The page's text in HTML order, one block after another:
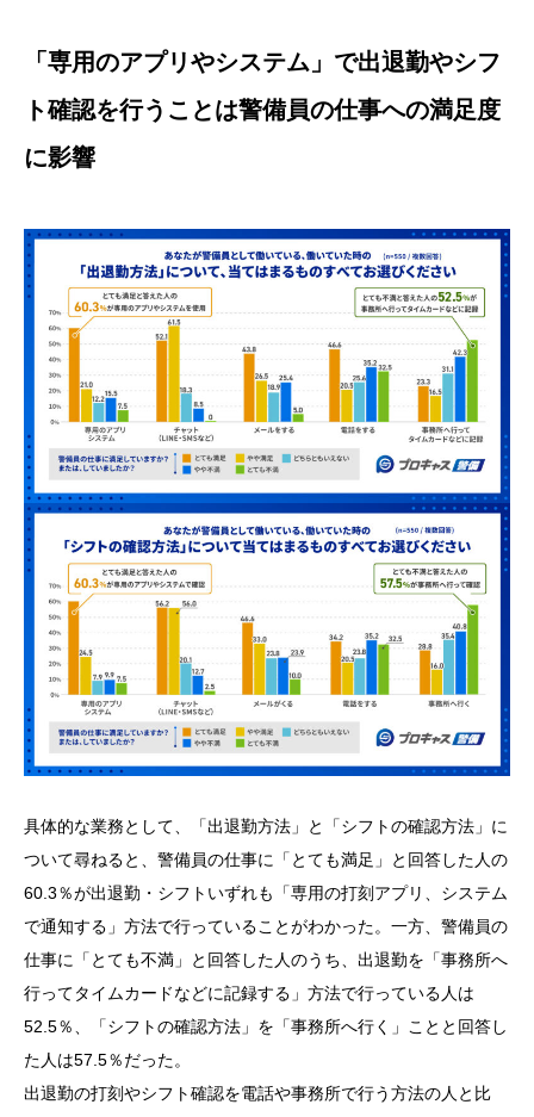
「専用のアプリやシステム」で出退勤やシフ
ト確認を行うことは警備員の仕事への満足度
に影響
具体的な業務として、「出退勤方法」と「シフトの確認方法」に
ついて尋ねると、警備員の仕事に「とても満足」と回答した人の
60.3％が出退勤・シフトいずれも「専用の打刻アプリ、システム
で通知する」方法で行っていることがわかった。一方、警備員の
仕事に「とても不満」と回答した人のうち、出退勤を「事務所へ
行ってタイムカードなどに記録する」方法で行っている人は
52.5％、「シフトの確認方法」を「事務所へ行く」ことと回答し
た人は57.5％だった。
出退勤の打刻やシフト確認を電話や事務所で行う方法の人と比